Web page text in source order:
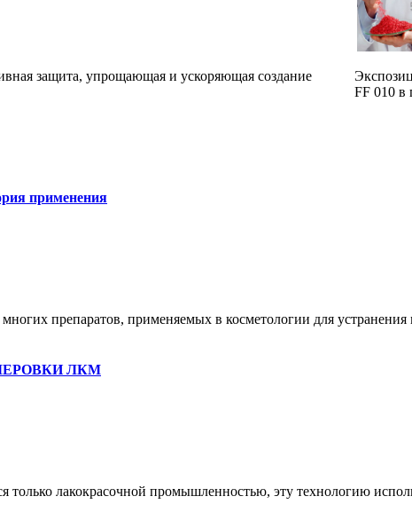
защита, упрощающая и ускоряющая создание
FF 010 в
применения
препаратов, применяемых в косметологии для
ЛКМ
только лакокрасочной промышленностью, эту технологию